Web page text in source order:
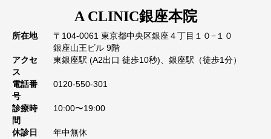
A CLINIC銀座本院
所在地
〒104-0061 東京都中央区銀座４丁目１０−１０
銀座山王ビル 9階
アクセ
ス
東銀座駅 (A2出口 徒歩10秒)、銀座駅（徒歩1分）
電話番
号
0120-550-301
診療時
間
10:00〜19:00
休診日
年中無休